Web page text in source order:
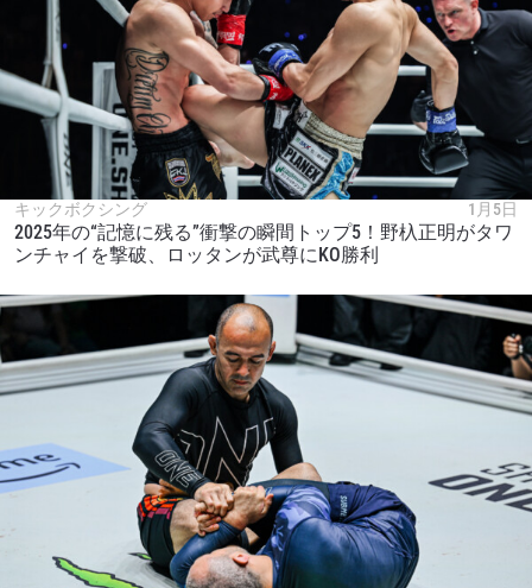
キックボクシング 1月5日
2025年の“記憶に残る”衝撃の瞬間トップ5！野杁正明がタワ
ンチャイを撃破、ロッタンが武尊にKO勝利